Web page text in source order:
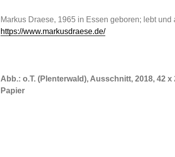
Markus Draese, 1965 in Essen geboren; lebt und
https://www.markusdraese.de/
Abb.: o.T. (Plenterwald), Ausschnitt, 2018, 42
Papier